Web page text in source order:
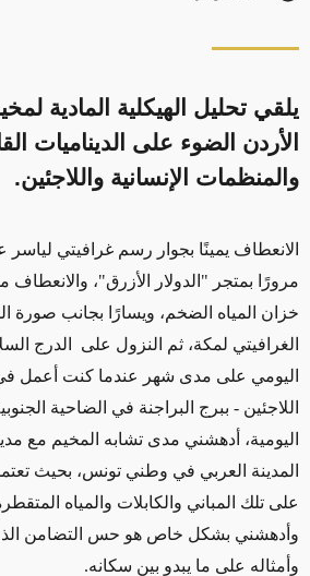
يلقي تحليل الهيكلية المادية
الأردن الضوء على الديناميات
والمنظمات الإنسانية واللاجئين.
الانعطاف يمينًا بجوار رسم غرافيتي
مرورًا بمتجر "الدولار الأزرق"، والانعطاف
خزان المياه الضخم، ويسارًا بجانب صورة
الغرافيتي لمكة، ثم النزول على
الدرج
اليومي على مدى شهر عندما كنت أعمل
اللاجئين - ببرج البراجنة في الضاحية
اليومية، أدهشني مدى تشابه المخيم مع
المدينة العربي في وطني تونس، بحيث
على تلك المباني والكابلات والمياه
وأدهشني بشكل خاص هو حس التضامن
وأمثاله على ما يبدو بين سكانه.